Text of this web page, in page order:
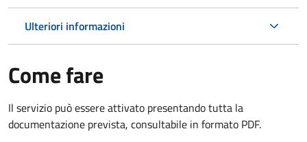
Ulteriori informazioni
Come fare
Il servizio può essere attivato presentando tutta la
documentazione prevista, consultabile in formato PDF.